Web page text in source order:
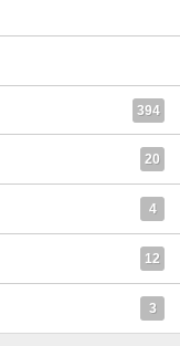
394
20
4
12
3